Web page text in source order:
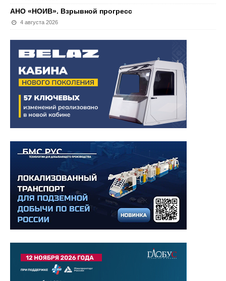
АНО «НОИВ». Взрывной прогресс
4 августа 2026